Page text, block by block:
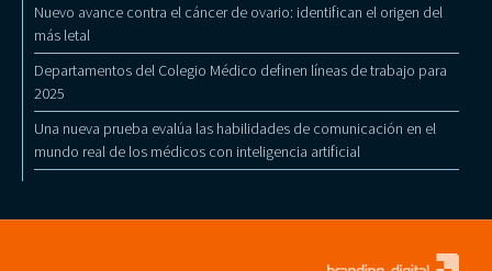
Nuevo avance contra el cáncer de ovario: identifican el origen del
más letal
Departamentos del Colegio Médico definen líneas de trabajo para
2025
Una nueva prueba evalúa las habilidades de comunicación en el
mundo real de los médicos con inteligencia artificial